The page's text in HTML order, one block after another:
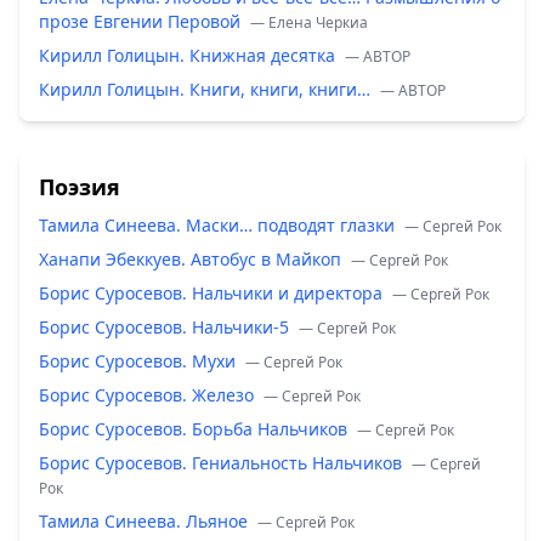
прозе Евгении Перовой — Елена Черкиа
Кирилл Голицын. Книжная десятка — ABTOP
Кирилл Голицын. Книги, книги, книги… — ABTOP
Поэзия
Тамила Синеева. Маски… подводят глазки — Сергей Рок
Ханапи Эбеккуев. Автобус в Майкоп — Сергей Рок
Борис Суросевов. Нальчики и директора — Сергей Рок
Борис Суросевов. Нальчики-5 — Сергей Рок
Борис Суросевов. Мухи — Сергей Рок
Борис Суросевов. Железо — Сергей Рок
Борис Суросевов. Борьба Нальчиков — Сергей Рок
Борис Суросевов. Гениальность Нальчиков — Сергей
Рок
Тамила Синеева. Льяное — Сергей Рок